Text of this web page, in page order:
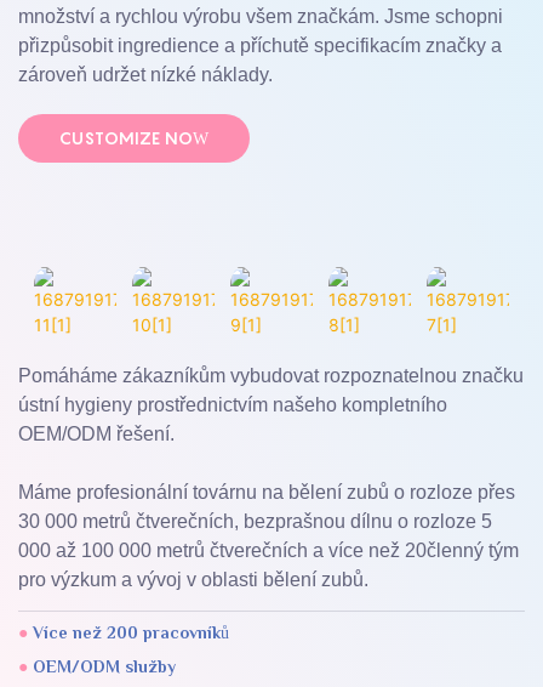
množství a rychlou výrobu všem značkám. Jsme schopni
přizpůsobit ingredience a příchutě specifikacím značky a
zároveň udržet nízké náklady.
CUSTOMIZE NOW
Pomáháme zákazníkům vybudovat rozpoznatelnou značku
ústní hygieny prostřednictvím našeho kompletního
OEM/ODM řešení.
Máme profesionální továrnu na bělení zubů o rozloze přes
30 000 metrů čtverečních, bezprašnou dílnu o rozloze 5
000 až 100 000 metrů čtverečních a více než 20členný tým
pro výzkum a vývoj v oblasti bělení zubů.
● Více než 200 pracovníků
● OEM/ODM služby